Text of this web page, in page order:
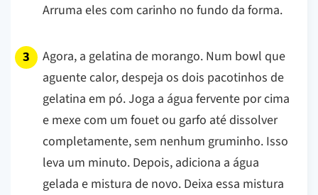
Arruma eles com carinho no fundo da forma.
Agora, a gelatina de morango. Num bowl que
aguente calor, despeja os dois pacotinhos de
gelatina em pó. Joga a água fervente por cima
e mexe com um fouet ou garfo até dissolver
completamente, sem nenhum gruminho. Isso
leva um minuto. Depois, adiciona a água
gelada e mistura de novo. Deixa essa mistura